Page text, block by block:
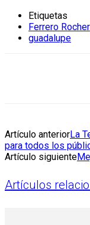
Etiquetas
Ferrero Rocher
guadalupe
Artículo anteriorLa
para todos los
Artículo siguiente
Artículos